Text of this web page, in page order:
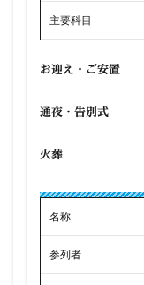
主要科目
お迎え・ご安置
通夜・告別式
火葬
名称
参列者